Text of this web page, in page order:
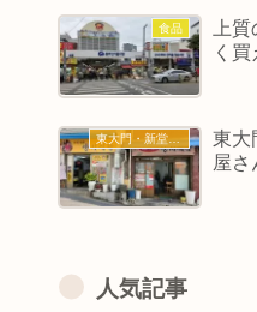
食品
上
く買
東大門・新堂・東廟
東大
屋さ
人気記事